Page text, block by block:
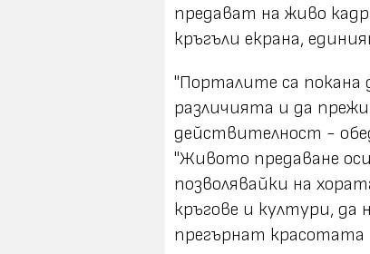
предават на живо
кръгъли екрана,
"Порталите са покана
различията и да
действителност -
"Живото предаване
позволявайки на
кръгове и култури, да
прегърнат красотата